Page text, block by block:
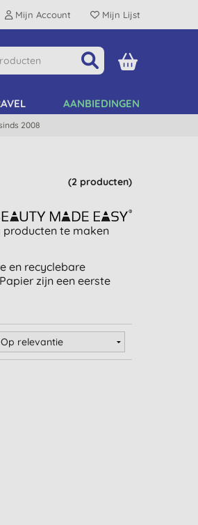
Mijn Account Mijn Lijst
AANBIEDINGEN
2008
(2 producten)
producten te maken
en recyclebare
zijn een eerste